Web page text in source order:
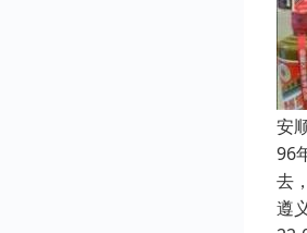
安
96
去
遵